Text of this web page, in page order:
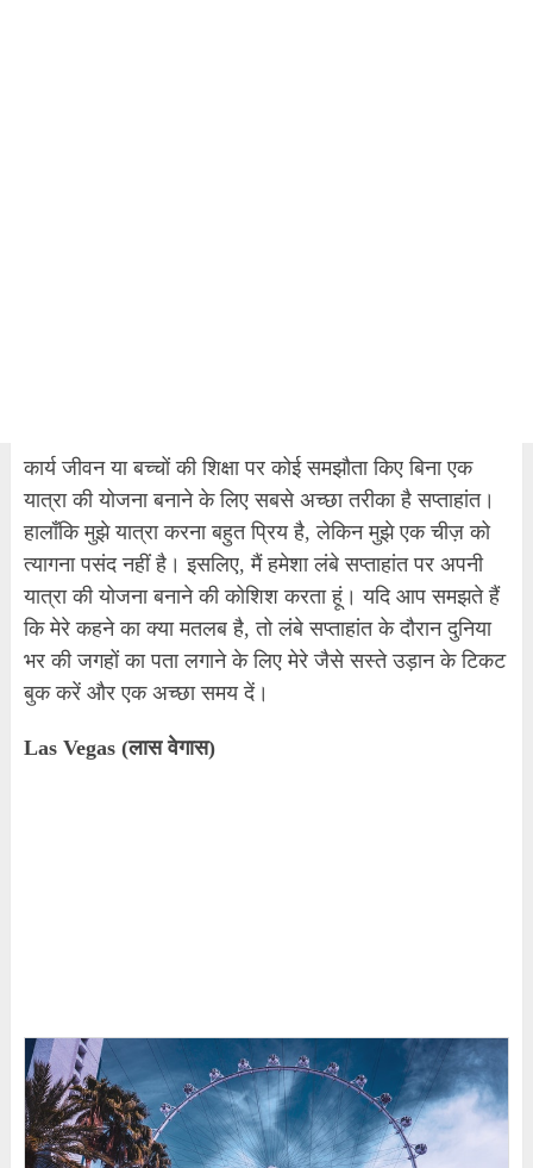
कार्य जीवन या बच्चों की शिक्षा पर कोई समझौता किए बिना एक
यात्रा की योजना बनाने के लिए सबसे अच्छा तरीका है सप्ताहांत।
हालाँकि मुझे यात्रा करना बहुत प्रिय है, लेकिन मुझे एक चीज़ को
त्यागना पसंद नहीं है। इसलिए, मैं हमेशा लंबे सप्ताहांत पर अपनी
यात्रा की योजना बनाने की कोशिश करता हूं। यदि आप समझते हैं
कि मेरे कहने का क्या मतलब है, तो लंबे सप्ताहांत के दौरान दुनिया
भर की जगहों का पता लगाने के लिए मेरे जैसे सस्ते उड़ान के टिकट
बुक करें और एक अच्छा समय दें।
Las Vegas (लास वेगास)